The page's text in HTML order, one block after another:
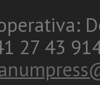
27 43